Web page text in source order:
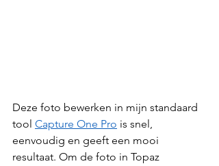
Deze foto bewerken in mijn standaard
tool Capture One Pro is snel,
eenvoudig en geeft een mooi
resultaat. Om de foto in Topaz